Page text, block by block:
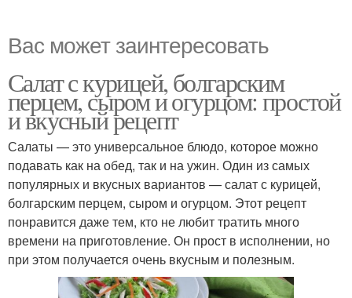
Вас может заинтересовать
Салат с курицей, болгарским
перцем, сыром и огурцом: простой
и вкусный рецепт
Салаты — это универсальное блюдо, которое можно
подавать как на обед, так и на ужин. Один из самых
популярных и вкусных вариантов — салат с курицей,
болгарским перцем, сыром и огурцом. Этот рецепт
понравится даже тем, кто не любит тратить много
времени на приготовление. Он прост в исполнении, но
при этом получается очень вкусным и полезным.